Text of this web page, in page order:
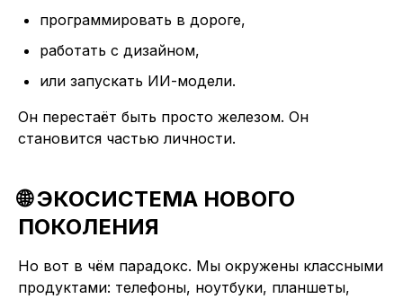
программировать в дороге,
работать с дизайном,
или запускать ИИ-модели.
Он перестаёт быть просто железом. Он
становится частью личности.
🌐 ЭКОСИСТЕМА НОВОГО
ПОКОЛЕНИЯ
Но вот в чём парадокс. Мы окружены классными
продуктами: телефоны, ноутбуки, планшеты,